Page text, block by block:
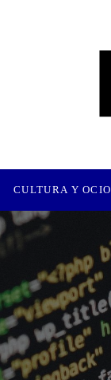
CULTURA Y OCIO